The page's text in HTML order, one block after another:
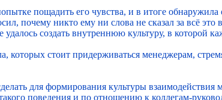
пощадить его чувства, и в итоге
почему никто ему ни слова не сказал за всё
создать внутреннюю культуру, в которой
которых стоит придерживаться менеджерам,
для формирования культуры взаимодействия
поведения и по отношению к коллегам-